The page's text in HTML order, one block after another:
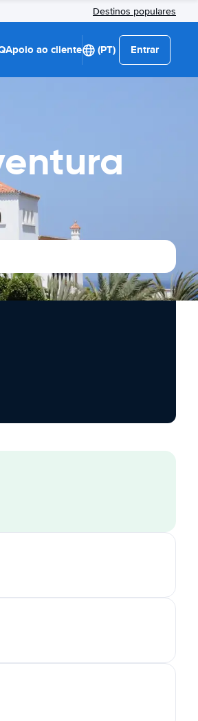
Destinos populares
Apoio ao cliente (PT) Entrar